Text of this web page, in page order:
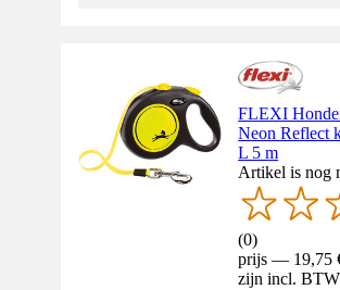
FLEXI
Neon Reflect
L 5 m
Artikel is nog
(0)
prijs — 19,75
zijn incl.